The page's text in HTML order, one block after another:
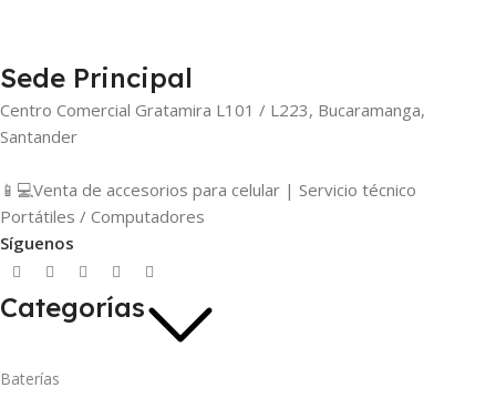
Sede Principal
Centro Comercial Gratamira L101 / L223, Bucaramanga,
Santander
📱💻Venta de accesorios para celular | Servicio técnico
Portátiles / Computadores
Síguenos
Categorías
Baterías